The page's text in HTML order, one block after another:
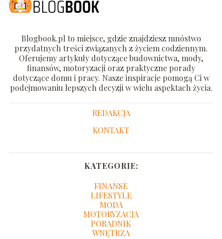
Blogbook.pl to miejsce, gdzie znajdziesz mnóstwo
przydatnych treści związanych z życiem codziennym.
Oferujemy artykuły dotyczące budownictwa, mody,
finansów, motoryzacji oraz praktyczne porady
dotyczące domu i pracy. Nasze inspiracje pomogą Ci w
podejmowaniu lepszych decyzji w wielu aspektach życia.
REDAKCJA
KONTAKT
KATEGORIE:
FINANSE
LIFESTYLE
MODA
MOTORYZACJA
PORADNIK
WNĘTRZA